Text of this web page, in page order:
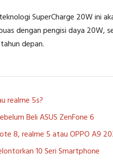
SuperCharge 20W ini
dengan pengisi daya 20W,
depan.
realme 5s?
Beli ASUS ZenFone 6
8, realme 5 atau OPPO A9
10 Seri Smartphone